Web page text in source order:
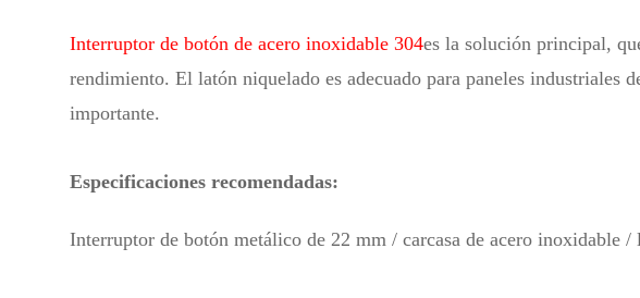
Interruptor de botón de acero inoxidable 304es la solución principal,
rendimiento. El latón niquelado es adecuado para paneles industriales
importante.
Especificaciones recomendadas:
Interruptor de botón metálico de 22 mm / carcasa de acero inoxidable